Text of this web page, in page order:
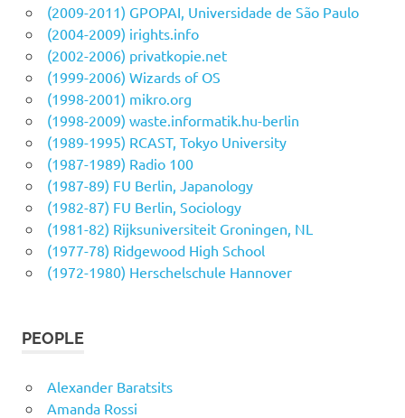
(2009-2011) GPOPAI, Universidade de São Paulo
(2004-2009) irights.info
(2002-2006) privatkopie.net
(1999-2006) Wizards of OS
(1998-2001) mikro.org
(1998-2009) waste.informatik.hu-berlin
(1989-1995) RCAST, Tokyo University
(1987-1989) Radio 100
(1987-89) FU Berlin, Japanology
(1982-87) FU Berlin, Sociology
(1981-82) Rijksuniversiteit Groningen, NL
(1977-78) Ridgewood High School
(1972-1980) Herschelschule Hannover
PEOPLE
Alexander Baratsits
Amanda Rossi